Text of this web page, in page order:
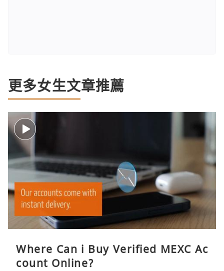
更多女生文章推薦
Where Can i Buy Verified MEXC Ac
count Online?